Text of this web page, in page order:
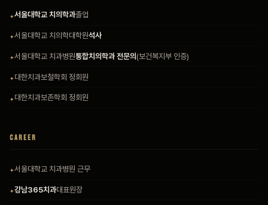
서울대학교 치의학과졸업
서울대학교 치의학대학원석사
서울대학교 치과병원통합치의학과 전문의(보건복지부 인증)
대한치과보철학회 정회원
대한치과보존학회 정회원
CAREER
서울대학교 치과병원 근무
강남365치과대표원장